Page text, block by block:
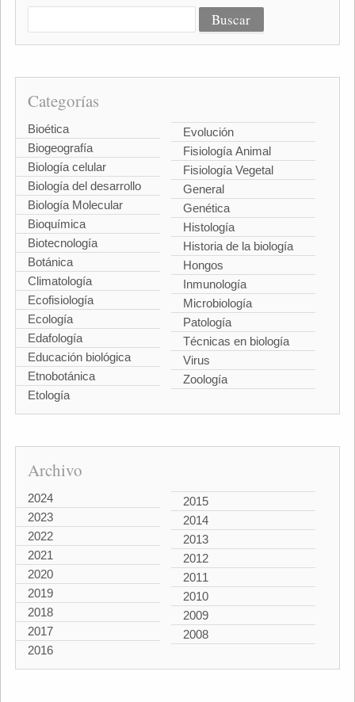
Categorías
Bioética
Biogeografía
Biología celular
Biología del desarrollo
Biología Molecular
Bioquímica
Biotecnología
Botánica
Climatología
Ecofisiología
Ecología
Edafología
Educación biológica
Etnobotánica
Etología
Evolución
Fisiología Animal
Fisiología Vegetal
General
Genética
Histología
Historia de la biología
Hongos
Inmunología
Microbiología
Patología
Técnicas en biología
Virus
Zoología
Archivo
2024
2023
2022
2021
2020
2019
2018
2017
2016
2015
2014
2013
2012
2011
2010
2009
2008